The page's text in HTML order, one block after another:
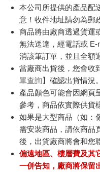
本公司所提供的產品配
意！收件地址請勿為郵
商品將由廠商透過貨運
無法送達，經電話或
消該筆訂單，並且全額
當廠商出貨後，您會收
單查詢】確認出貨情況。
產品顏色可能會因網頁
參考，商品依實際供貨
如果是大型商品（如：
需安裝商品，請依商品
後，出貨廠商將會和您
偏遠地區、樓層費及其
一併告知，廠商將保留